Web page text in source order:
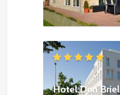
Hotel Den Briel